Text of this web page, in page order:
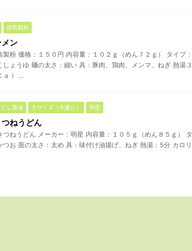
徳島製粉
ン
製粉 価格：１５０円 内容量：１０２ｇ（めん７２ｇ） タイプ：
しょうゆ 麺の太さ：細い 具：豚肉、鶏肉、メンマ、ねぎ 熱湯３
ａｌ ...
だし醤油 大サイズ（大盛り） 明星
ねうどん
つねうどん メーカー：明星 内容量：１０５ｇ（めん８５ｇ） タ
つお 面の太さ：太め 具：味付け油揚げ、ねぎ 熱湯：5分 カロリ